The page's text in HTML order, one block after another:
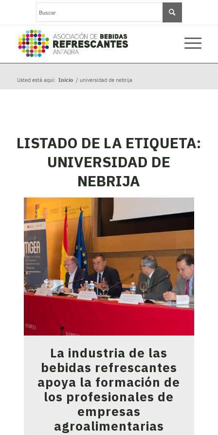
Usted está aquí: Inicio / universidad de nebrija
LISTADO DE LA ETIQUETA:
UNIVERSIDAD DE
NEBRIJA
La industria de las
bebidas refrescantes
apoya la formación de
los profesionales de
empresas
agroalimentarias